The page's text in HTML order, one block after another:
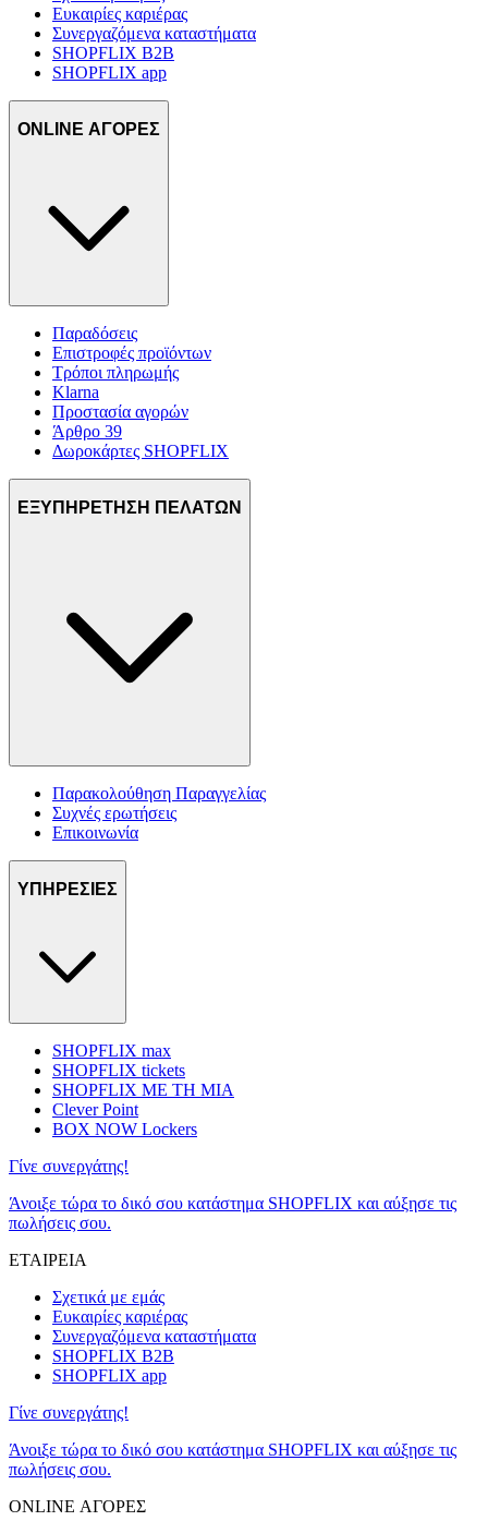
Ευκαιρίες καριέρας
Συνεργαζόμενα καταστήματα
SHOPFLIX B2B
SHOPFLIX app
ONLINE ΑΓΟΡΕΣ
Παραδόσεις
Επιστροφές προϊόντων
Τρόποι πληρωμής
Klarna
Προστασία αγορών
Άρθρο 39
Δωροκάρτες SHOPFLIX
ΕΞΥΠΗΡΕΤΗΣΗ ΠΕΛΑΤΩΝ
Παρακολούθηση Παραγγελίας
Συχνές ερωτήσεις
Επικοινωνία
ΥΠΗΡΕΣΙΕΣ
SHOPFLIX max
SHOPFLIX tickets
SHOPFLIX ΜΕ ΤΗ ΜΙΑ
Clever Point
BOX NOW Lockers
Γίνε συνεργάτης!
Άνοιξε τώρα το δικό σου κατάστημα SHOPFLIX και αύξησε τις
πωλήσεις σου.
ΕΤΑΙΡΕΙΑ
Σχετικά με εμάς
Ευκαιρίες καριέρας
Συνεργαζόμενα καταστήματα
SHOPFLIX B2B
SHOPFLIX app
Γίνε συνεργάτης!
Άνοιξε τώρα το δικό σου κατάστημα SHOPFLIX και αύξησε τις
πωλήσεις σου.
ONLINE ΑΓΟΡΕΣ